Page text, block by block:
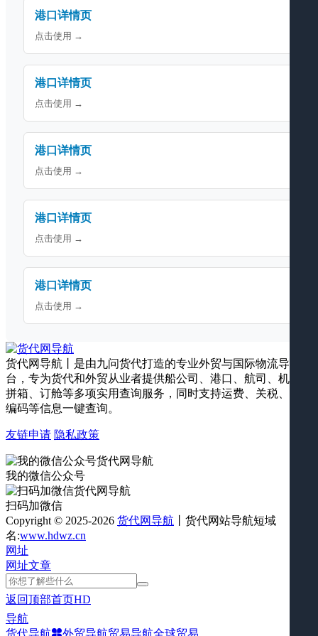
港口详情页
点击使用 →
港口详情页
点击使用 →
港口详情页
点击使用 →
港口详情页
点击使用 →
港口详情页
点击使用 →
货代网导航丨是由九问货代打造的专业外贸与国际物流导航平
台，专为货代和外贸从业者提供船公司、港口、航司、机场、
拼箱、订舱等多项实用查询服务，同时支持运费、关税、海关
编码等信息一键查询。
友链申请 隐私政策
我的微信公众号
扫码加微信
Copyright © 2025-2026 货代网导航 丨货代网站导航短域
名:www.hdwz.cn
网址
网址文章
返回顶部首页HD
导航
货代导航
外贸导航贸易导航全球贸易